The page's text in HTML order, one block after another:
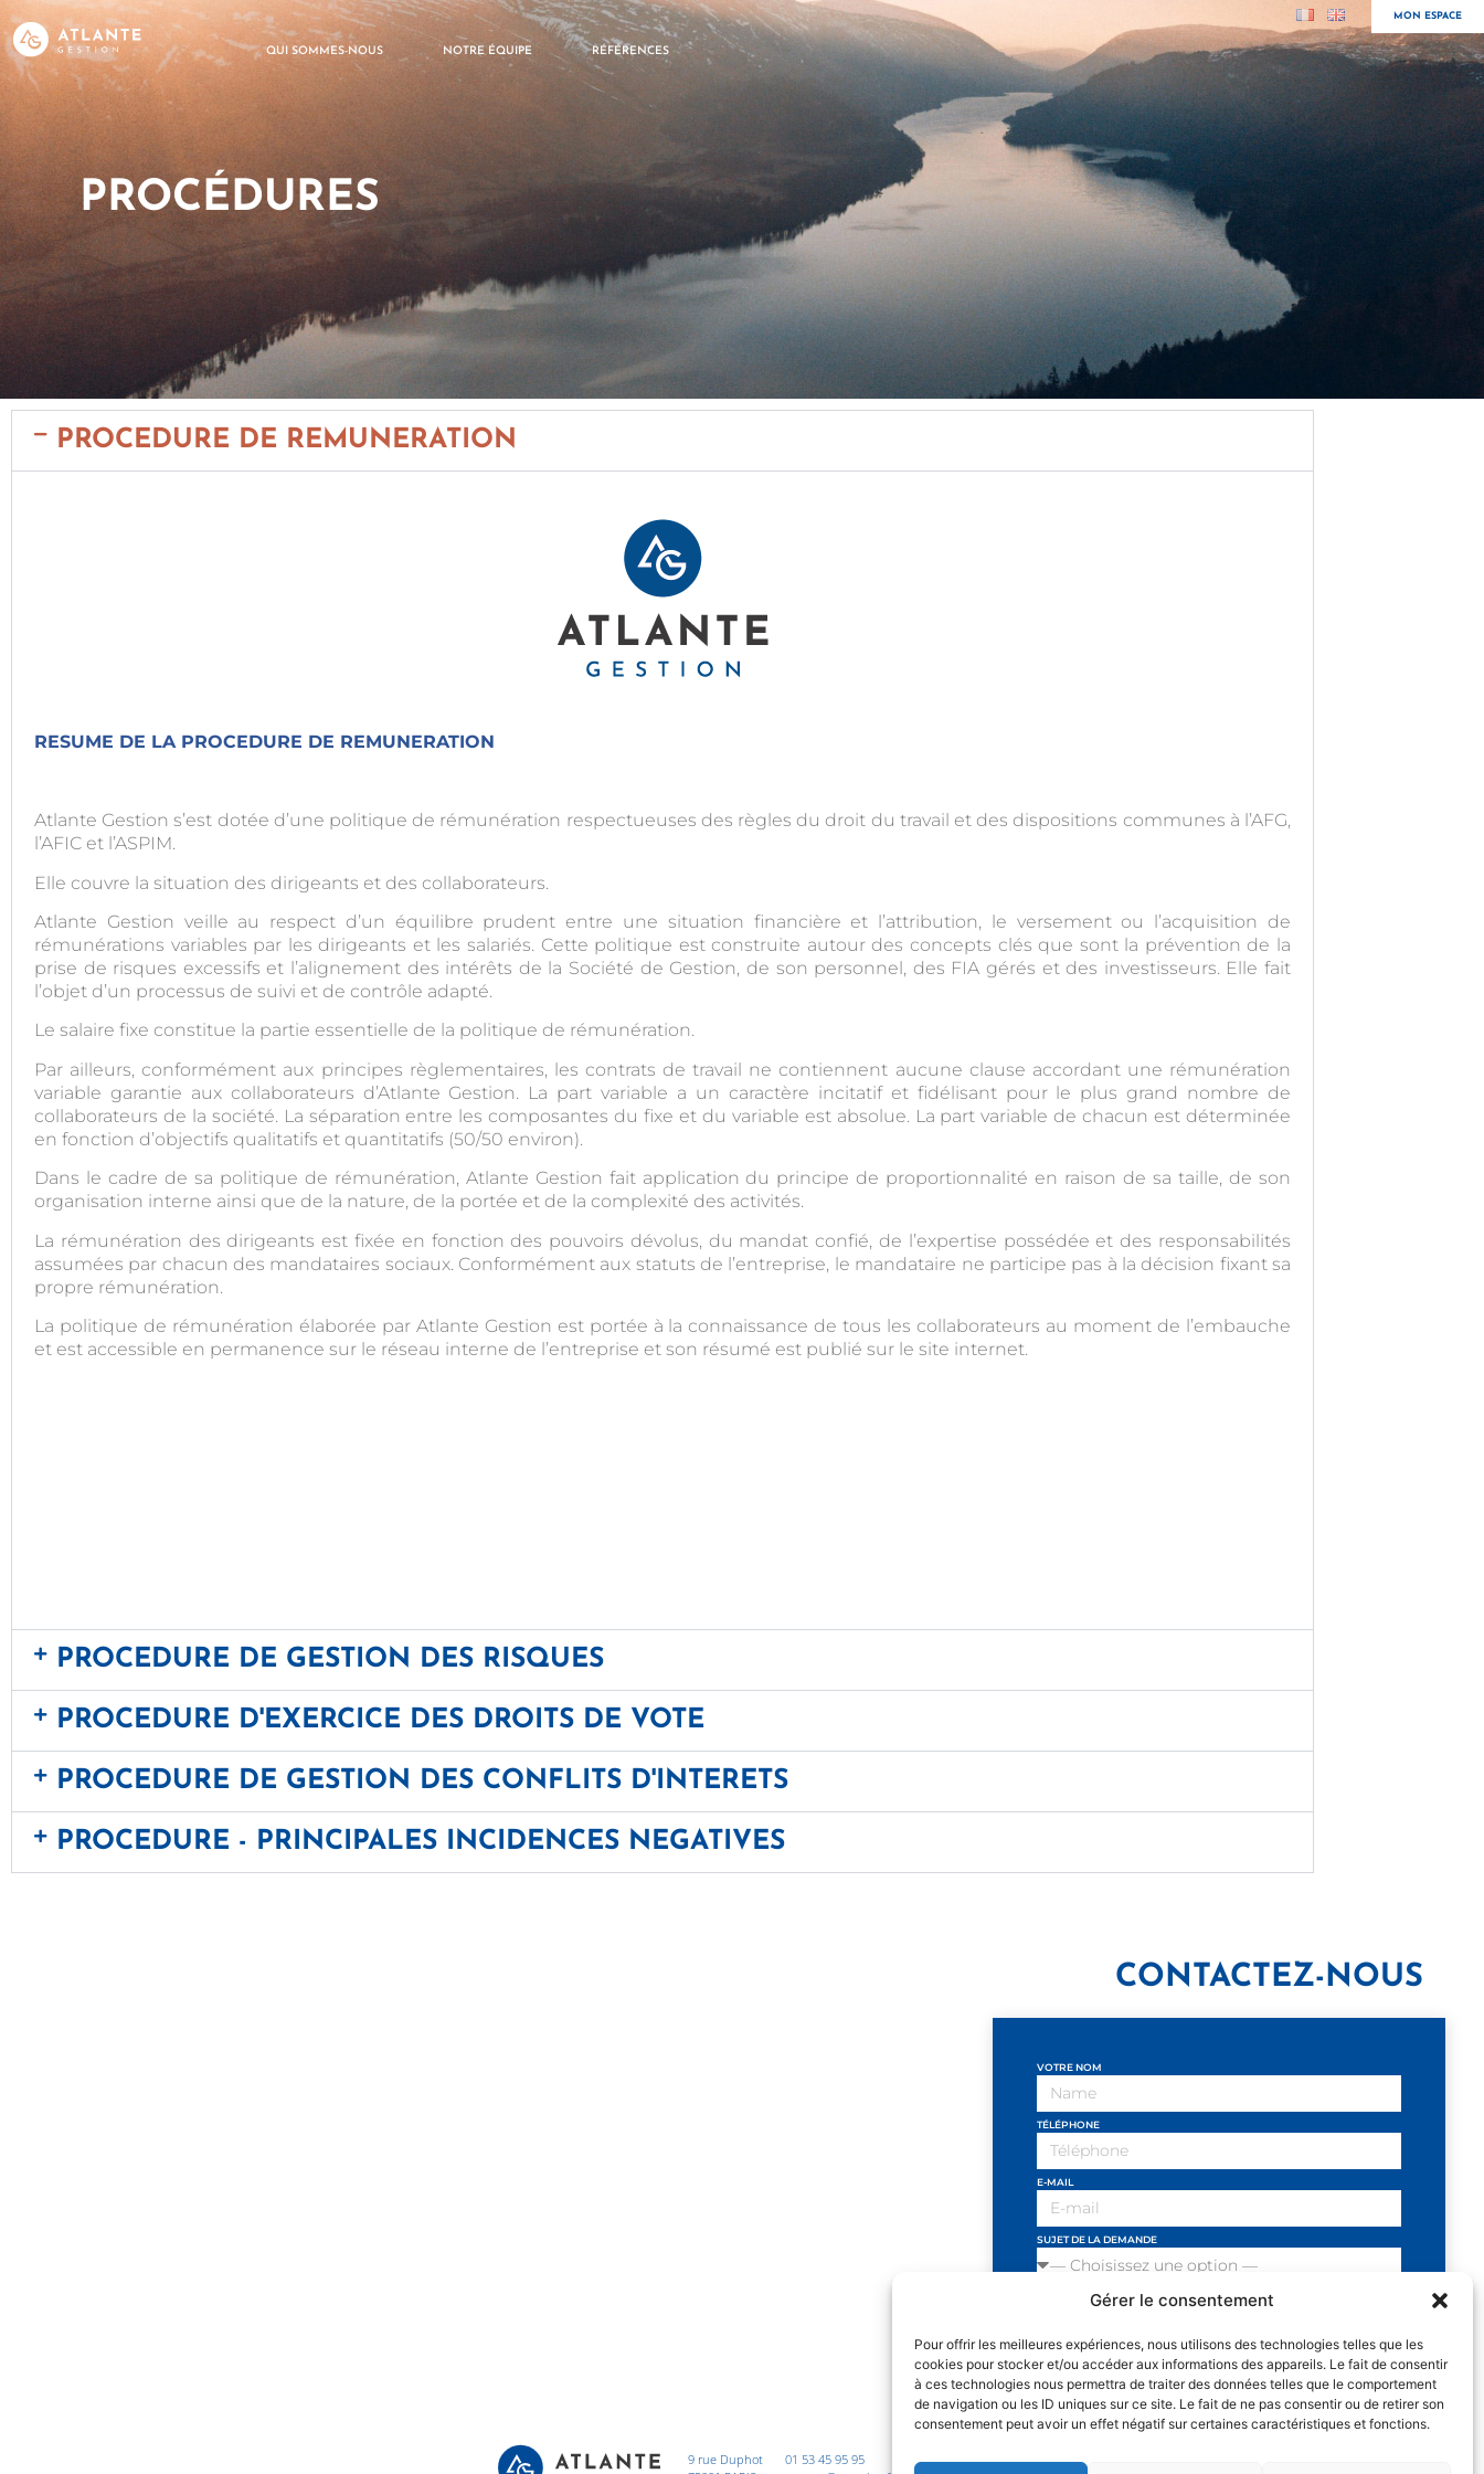
Gérer le consentement
Pour offrir les meilleures expériences, nous utilisons des technologies telles que les
cookies pour stocker et/ou accéder aux informations des appareils. Le fait de consentir
à ces technologies nous permettra de traiter des données telles que le comportement
de navigation ou les ID uniques sur ce site. Le fait de ne pas consentir ou de retirer son
consentement peut avoir un effet négatif sur certaines caractéristiques et fonctions.
QUI SOMMES-NOUS NOTRE ÉQUIPE RÉFÉRENCES
MON ESPACE
PROCÉDURES
PROCEDURE DE REMUNERATION
RESUME DE LA PROCEDURE DE REMUNERATION
Atlante Gestion s’est dotée d’une politique de rémunération respectueuses des règles du droit du travail et des dispositions communes à l’AFG,
l’AFIC et l’ASPIM.
Elle couvre la situation des dirigeants et des collaborateurs.
Atlante Gestion veille au respect d’un équilibre prudent entre une situation financière et l’attribution, le versement ou l’acquisition de
rémunérations variables par les dirigeants et les salariés. Cette politique est construite autour des concepts clés que sont la prévention de la
prise de risques excessifs et l’alignement des intérêts de la Société de Gestion, de son personnel, des FIA gérés et des investisseurs. Elle fait
l’objet d’un processus de suivi et de contrôle adapté.
Le salaire fixe constitue la partie essentielle de la politique de rémunération.
Par ailleurs, conformément aux principes règlementaires, les contrats de travail ne contiennent aucune clause accordant une rémunération
variable garantie aux collaborateurs d’Atlante Gestion. La part variable a un caractère incitatif et fidélisant pour le plus grand nombre de
collaborateurs de la société. La séparation entre les composantes du fixe et du variable est absolue. La part variable de chacun est déterminée
en fonction d’objectifs qualitatifs et quantitatifs (50/50 environ).
Dans le cadre de sa politique de rémunération, Atlante Gestion fait application du principe de proportionnalité en raison de sa taille, de son
organisation interne ainsi que de la nature, de la portée et de la complexité des activités.
La rémunération des dirigeants est fixée en fonction des pouvoirs dévolus, du mandat confié, de l’expertise possédée et des responsabilités
assumées par chacun des mandataires sociaux. Conformément aux statuts de l’entreprise, le mandataire ne participe pas à la décision fixant sa
propre rémunération.
La politique de rémunération élaborée par Atlante Gestion est portée à la connaissance de tous les collaborateurs au moment de l’embauche
et est accessible en permanence sur le réseau interne de l’entreprise et son résumé est publié sur le site internet.
PROCEDURE DE GESTION DES RISQUES
PROCEDURE D'EXERCICE DES DROITS DE VOTE
PROCEDURE DE GESTION DES CONFLITS D'INTERETS
PROCEDURE - PRINCIPALES INCIDENCES NEGATIVES
CONTACTEZ-NOUS
9 rue Duphot
01 53 45 95 95
VOTRE NOM
TÉLÉPHONE
E-MAIL
SUJET DE LA DEMANDE
VOTRE MESSAGE
J'ai lu et j'accepte les conditions